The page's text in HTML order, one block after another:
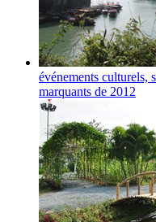
événements culturels,
marquants de 2012